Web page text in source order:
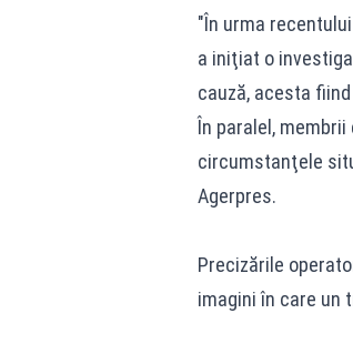
"În urma
a iniţiat o
cauză, acesta
În paralel,
circumstanţele
Agerpres.
Precizările
imagini în care un